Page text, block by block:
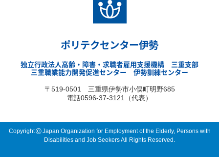
ポリテクセンター伊勢
独立行政法人高齢・障害・求職者雇用支援機構 三重支部
三重職業能力開発促進センター 伊勢訓練センター
〒519-0501 三重県伊勢市小俣町明野685
電話0596-37-3121（代表）
Copyright©Japan Organization for Employment of the Elderly, Persons with
Disabilities and Job Seekers All Rights Reserved.